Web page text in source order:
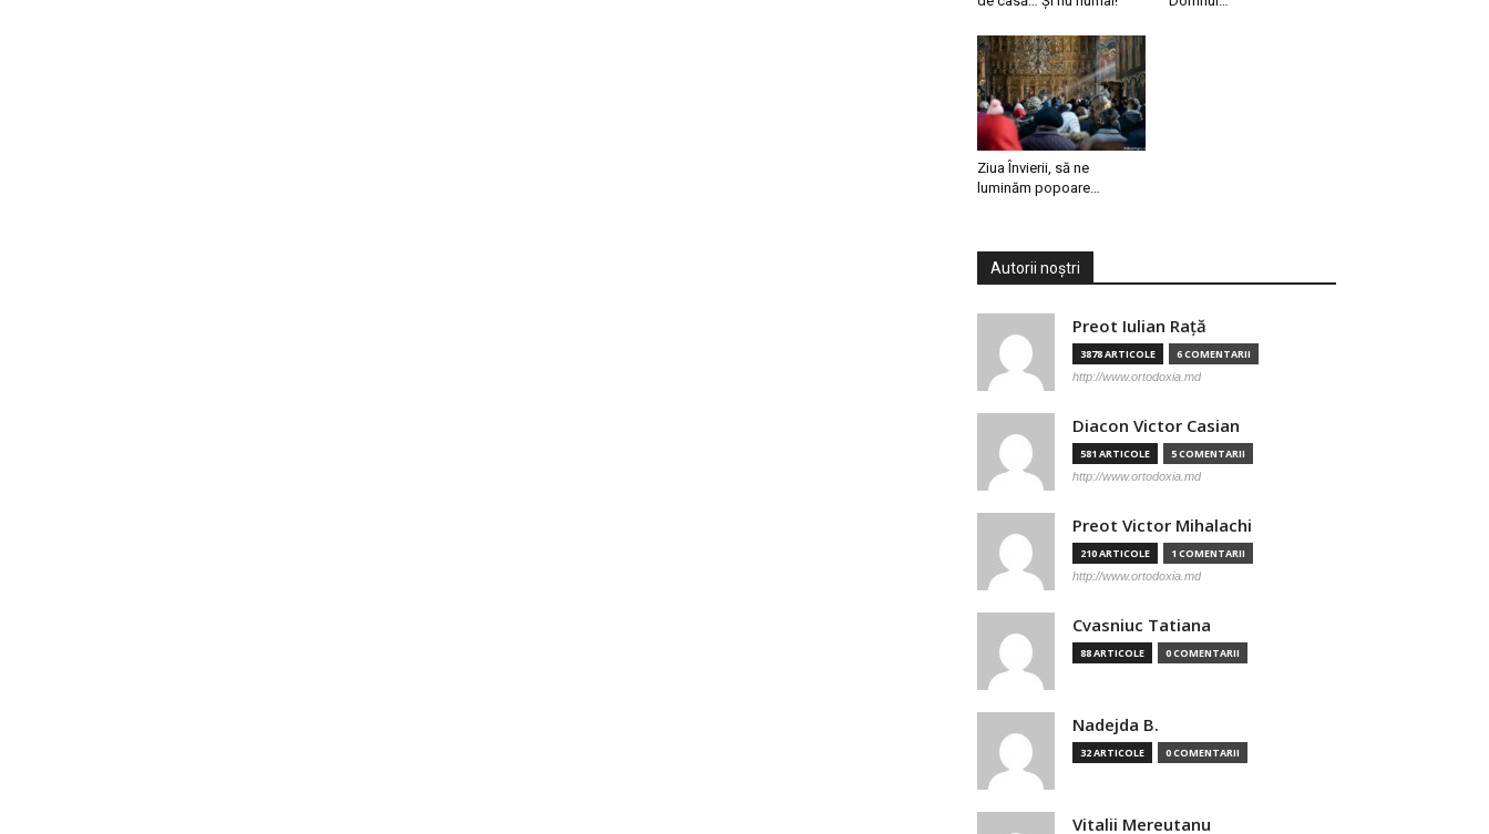
Ziua Învierii, să ne
luminăm popoare…
Autorii noștri
Preot Iulian Raţă
3878 ARTICOLE 6 COMENTARII
http://www.ortodoxia.md
Diacon Victor Casian
581 ARTICOLE 5 COMENTARII
http://www.ortodoxia.md
Preot Victor Mihalachi
210 ARTICOLE 1 COMENTARII
http://www.ortodoxia.md
Cvasniuc Tatiana
88 ARTICOLE 0 COMENTARII
Nadejda B.
32 ARTICOLE 0 COMENTARII
Vitalii Mereutanu